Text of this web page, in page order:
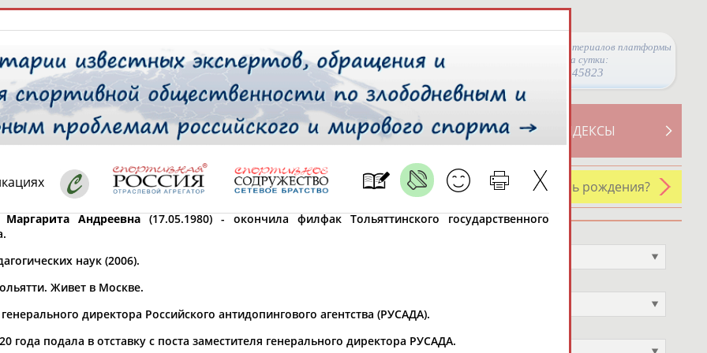
Просмотры материалов платформы
за сутки:
45823
СВОДНЫЕ ИНДЕКСЫ
ТАБЛО АКТИВНОСТИ
РЕСУРСНАЯ ПЛОЩАДКА
У кого сегодня день рождения?
регион*
рождения
Андреевна(17.05.1980) - окончила филфак Тольяттинского государственного
наук (2006).
Живет в Москве.
директора Российского антидопингового агентства (РУСАДА).
года подала в отставку с поста заместителя генерального директора РУСАДА.